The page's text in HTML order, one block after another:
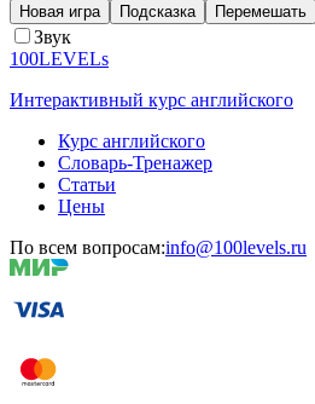
Новая игра Подсказка Перемешать
Звук
100LEVELs
Интерактивный курс английского
Курс английского
Словарь-Тренажер
Статьи
Цены
По всем вопросам:info@100levels.ru